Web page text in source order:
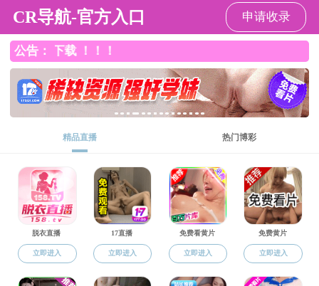
黑料网
黑料网 黑料网概况 师资队伍 人才培养 学科
学科科研